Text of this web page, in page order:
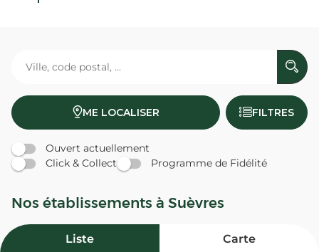
ME LOCALISER FILTRES
Ouvert actuellement
Click & Collect
Programme de Fidélité
Nos établissements à Suèvres
Liste Carte